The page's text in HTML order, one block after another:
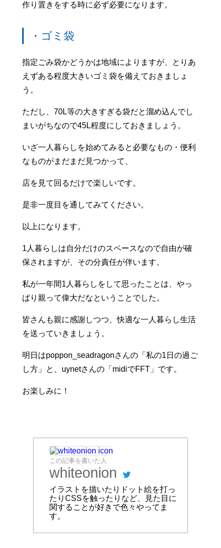
作り置きをする時に必ず必要になります。
・ゴミ袋
指定ごみ袋かどうかは地域によりますが、とりあ
えずある程度大きいゴミ袋を備えておきましょ
う。
ただし、70L等の大きすぎる袋だと溜め込んでし
まいがちなので45L程度にしておきましょう。
いざ一人暮らしを始めてみると必要なもの・便利
なものがまだまだ見つかって、
店を見て回るだけで楽しいです。
是非一度目を通してみてください。
以上になります。
1人暮らしは自分だけのスペースなので自由が確
保されますが、その分責任が伴います。
私が一年間1人暮らしをして思ったことは、やっ
ぱり親って偉大だなということでした。
皆さんも親に感謝しつつ、快適な一人暮らし生活
を送っていきましょう。
明日はpoppon_seadragonさんの「私の1日の過ご
し方」と、uynetさんの「midiでFFT」です。
お楽しみに！
この記事を書いた人
whiteonion
イラストを描いたりドット絵を打っ
たりCSSを触ったりなど、見た目に
関することが好きで色々やってま
す。